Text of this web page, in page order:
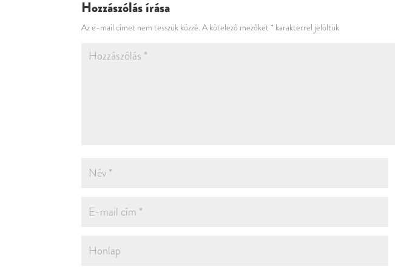
Hozzászólás írása
Az e-mail címet nem tesszük közzé. A kötelező mezőket * karakterrel jelöltük